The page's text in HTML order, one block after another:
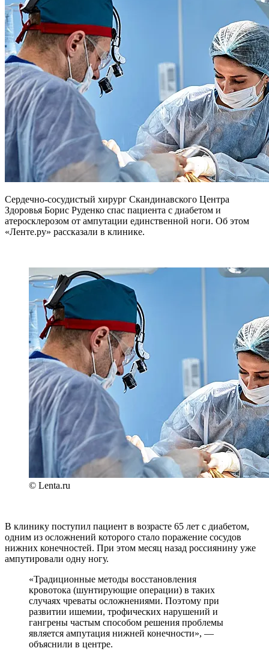
Сердечно-сосудистый хирург Скандинавского Центра
Здоровья Борис Руденко спас пациента с диабетом и
атеросклерозом от ампутации единственной ноги. Об этом
«Ленте.ру» рассказали в клинике.
© Lenta.ru
В клинику поступил пациент в возрасте 65 лет с диабетом,
одним из осложнений которого стало поражение сосудов
нижних конечностей. При этом месяц назад россиянину уже
ампутировали одну ногу.
«Традиционные методы восстановления
кровотока (шунтирующие операции) в таких
случаях чреваты осложнениями. Поэтому при
развитии ишемии, трофических нарушений и
гангрены частым способом решения проблемы
является ампутация нижней конечности», —
объяснили в центре.